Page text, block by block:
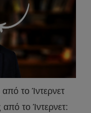
το Ίντερνετ
το Ίντερνετ: